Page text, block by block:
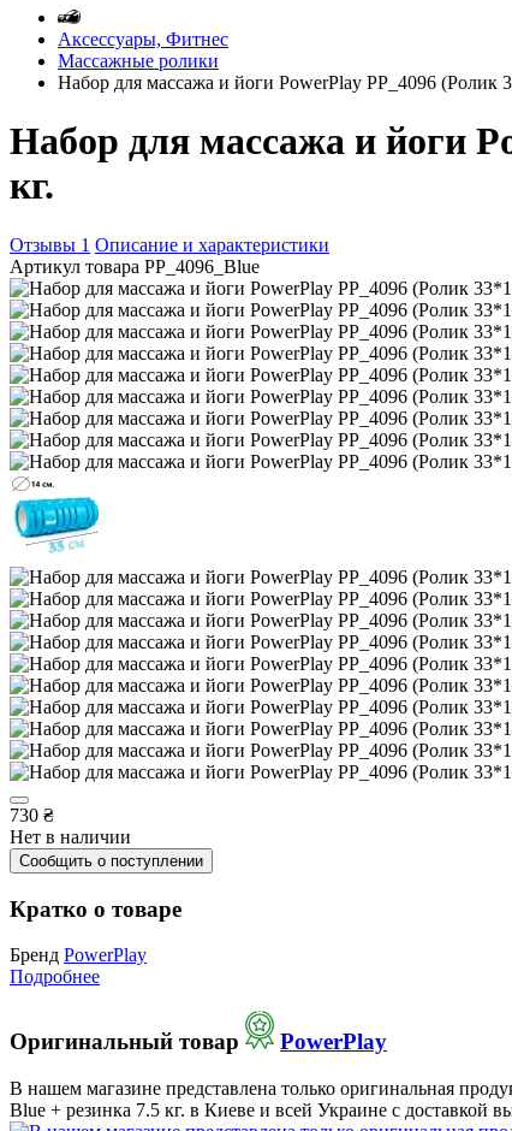
Аксессуары, Фитнес
Массажные ролики
Набор для массажа и йоги PowerPlay PP_4096 (Ролик
Набор для массажа и йоги
кг.
Отзывы 1 Описание и характеристики
Артикул товара PP_4096_Blue
730 ₴
Нет в наличии
Сообщить о поступлении
Кратко о товаре
Бренд PowerPlay
Подробнее
Оригинальный товар PowerPlay
В нашем магазине представлена только оригинальная
Blue + резинка 7.5 кг. в Киеве и всей Украине с доставкой